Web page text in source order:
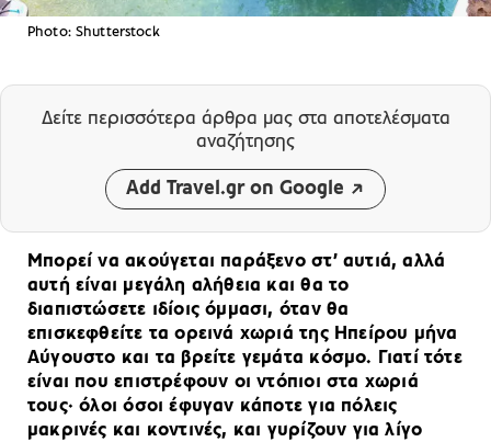
Photo: Shutterstock
Δείτε περισσότερα άρθρα μας στα αποτελέσματα
αναζήτησης
Add Travel.gr on Google
Μπορεί να ακούγεται παράξενο στ’ αυτιά, αλλά
αυτή είναι μεγάλη αλήθεια και θα το
διαπιστώσετε ιδίοις όμμασι, όταν θα
επισκεφθείτε τα ορεινά χωριά της Ηπείρου μήνα
Αύγουστο και τα βρείτε γεμάτα κόσμο. Γιατί τότε
είναι που επιστρέφουν οι ντόπιοι στα χωριά
τους· όλοι όσοι έφυγαν κάποτε για πόλεις
μακρινές και κοντινές, και γυρίζουν για λίγο